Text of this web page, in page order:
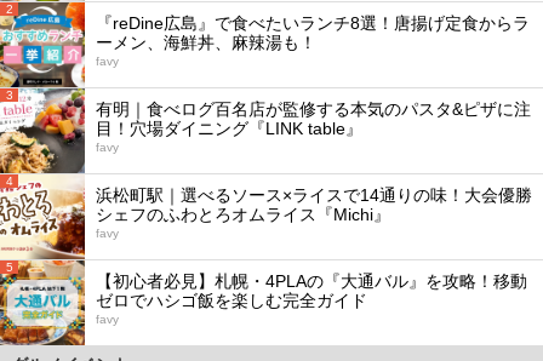
2
『reDine広島』で食べたいランチ8選！唐揚げ定食からラ
ーメン、海鮮丼、麻辣湯も！
favy
3
有明｜食べログ百名店が監修する本気のパスタ&ピザに注
目！穴場ダイニング『LINK table』
favy
4
浜松町駅｜選べるソース×ライスで14通りの味！大会優勝
シェフのふわとろオムライス『Michi』
favy
5
【初心者必見】札幌・4PLAの『大通バル』を攻略！移動
ゼロでハシゴ飯を楽しむ完全ガイド
favy